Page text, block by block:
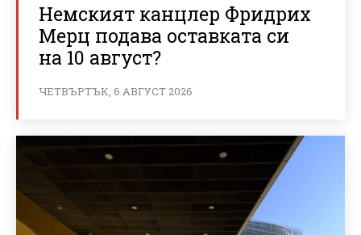
Немският канцлер Фридрих
Мерц подава оставката си
на 10 август?
ЧЕТВЪРТЪК, 6 АВГУСТ 2026